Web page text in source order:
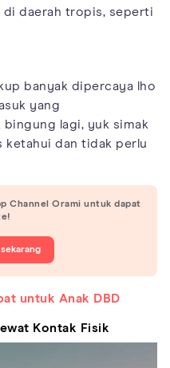
daerah tropis, seperti
banyak dipercaya lho
yang
lagi, yuk simak
ketahui dan tidak perlu
Channel Orami untuk dapat
untuk Anak DBD
Kontak Fisik